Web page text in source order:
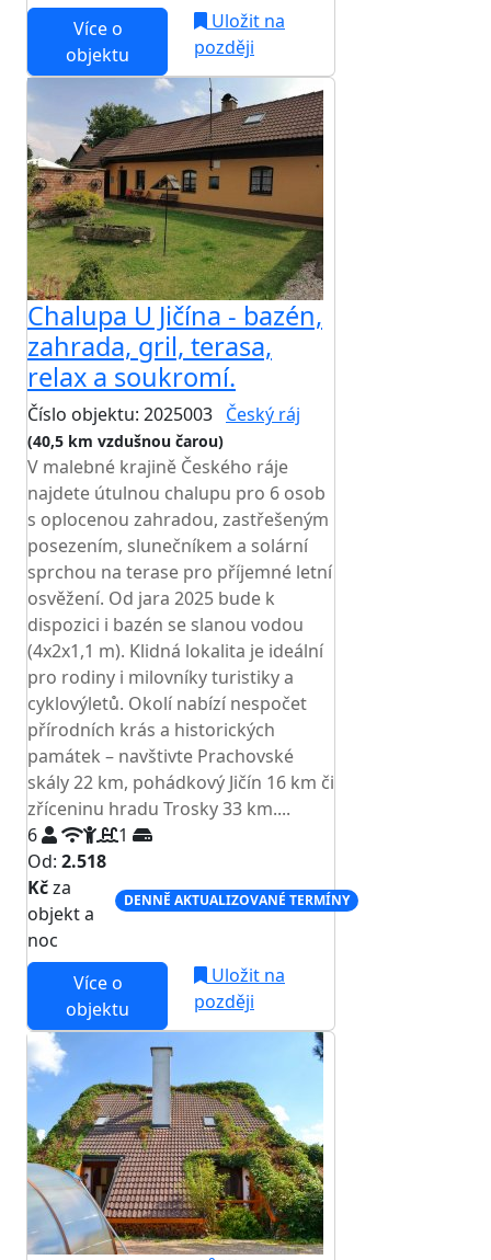
Více o
objektu
Uložit na
později
Chalupa U Jičína - bazén,
zahrada, gril, terasa,
relax a soukromí.
Číslo objektu: 2025003 Český ráj
(40,5 km vzdušnou čarou)
V malebné krajině Českého ráje
najdete útulnou chalupu pro 6 osob
s oplocenou zahradou, zastřešeným
posezením, slunečníkem a solární
sprchou na terase pro příjemné letní
osvěžení. Od jara 2025 bude k
dispozici i bazén se slanou vodou
(4x2x1,1 m). Klidná lokalita je ideální
pro rodiny i milovníky turistiky a
cyklovýletů. Okolí nabízí nespočet
přírodních krás a historických
památek – navštivte Prachovské
skály 22 km, pohádkový Jičín 16 km či
zříceninu hradu Trosky 33 km....
6
1
Od: 2.518
Kčza
objekt a
noc
DENNĚ AKTUALIZOVANÉ TERMÍNY
Více o
objektu
Uložit na
později